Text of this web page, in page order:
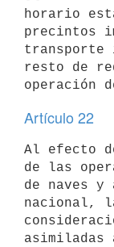
horario
precintos
transporte
resto de
Artículo 22
Al efecto
de las
de naves y
nacional,
asimiladas